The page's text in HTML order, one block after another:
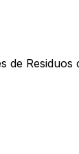
Residuos